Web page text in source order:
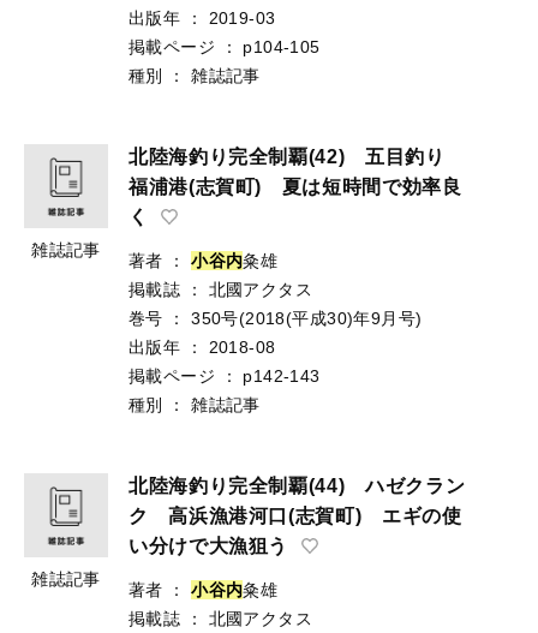
出版年
：
2019-03
掲載ページ
：
p104-105
種別
： 雑誌記事
雑誌記事
北陸海釣り完全制覇(42) 五目釣り
福浦港(志賀町) 夏は短時間で効率良
く
著者 ： 小谷内粂雄
掲載誌
：
北國アクタス
巻号
：
350号(2018(平成30)年9月号)
出版年
：
2018-08
掲載ページ
：
p142-143
種別
： 雑誌記事
雑誌記事
北陸海釣り完全制覇(44) ハゼクラン
ク 高浜漁港河口(志賀町) エギの使
い分けで大漁狙う
著者 ： 小谷内粂雄
掲載誌
：
北國アクタス